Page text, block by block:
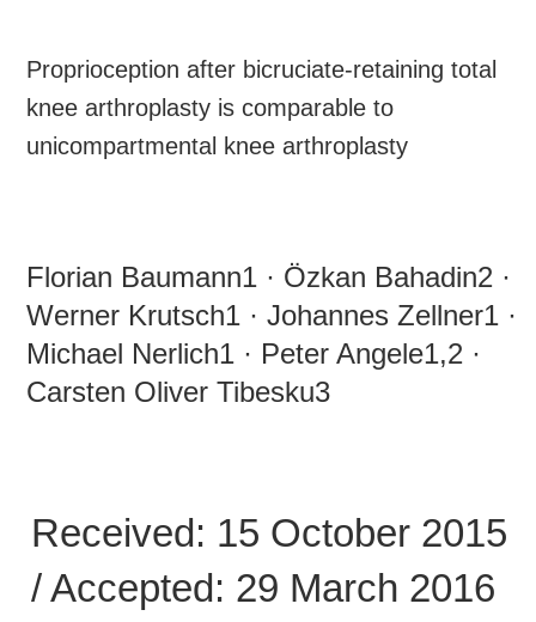
Proprioception after bicruciate-retaining total
knee arthroplasty is comparable to
unicompartmental knee arthroplasty
Florian Baumann1 · Özkan Bahadin2 ·
Werner Krutsch1 · Johannes Zellner1 ·
Michael Nerlich1 · Peter Angele1,2 ·
Carsten Oliver Tibesku3
Received: 15 October 2015
/ Accepted: 29 March 2016